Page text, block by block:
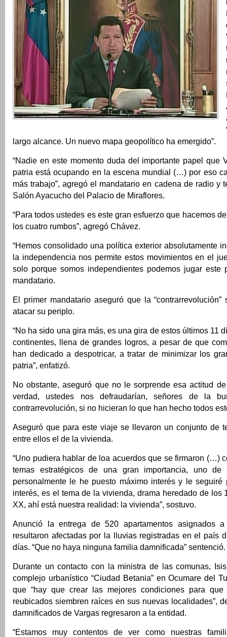
largo alcance. Un nuevo mapa geopolítico ha emergido”.
“Nadie en este momento duda del importante papel que
patria está ocupando en la escena mundial (…) por eso
más trabajo”, agregó el mandatario en cadena de radio y
Salón Ayacucho del Palacio de Miraflores.
“Para todos ustedes es este gran esfuerzo que hacemos
los cuatro rumbos”, agregó Chávez.
“Hemos consolidado una política exterior absolutamente
la independencia nos permite estos movimientos en el
solo porque somos independientes podemos jugar este
mandatario.
El primer mandatario aseguró que la
atacar su periplo.
“No ha sido una gira más, es una gira de estos últimos 11
continentes, llena de grandes logros, a pesar de que
han dedicado a despotricar, a tratar de minimizar los
patria”, enfatizó.
No obstante, aseguró que no le sorprende esa actitud
verdad, ustedes nos defraudarían, señores de la
contrarrevolución, si no hicieran lo que han hecho todos
Aseguró que para este viaje se llevaron un conjunto de
entre ellos el de la vivienda.
“Uno pudiera hablar de loa acuerdos que se firmaron (…)
temas estratégicos de una gran importancia, uno
personalmente le he puesto máximo interés y le seguiré
interés, es el tema de la vivienda, drama heredado de los
XX, ahí está nuestra realidad: la vivienda”, sostuvo.
Anunció la entrega de 520 apartamentos asignados
resultaron afectadas por la lluvias registradas en el país
días. “Que no haya ninguna familia damnificada” sentenció.
Durante un contacto con la ministra de las comunas,
complejo urbanístico “Ciudad Betania” en Ocumare del
que “hay que crear las mejores condiciones para que
reubicados siembren raíces en sus nuevas localidades”,
damnificados de Vargas regresaron a la entidad.
“Estamos muy contentos de ver como nuestras